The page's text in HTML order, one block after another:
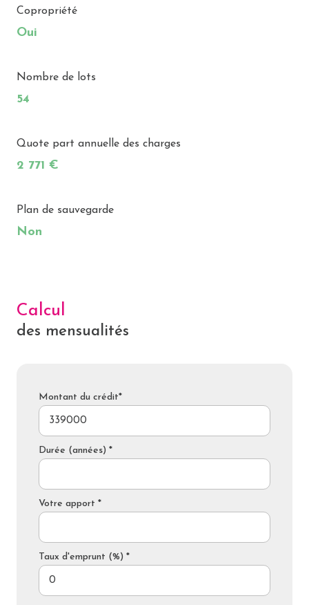
Copropriété
Oui
Nombre de lots
54
Quote part annuelle des charges
2 771 €
Plan de sauvegarde
Non
Calcul
des mensualités
Montant du crédit*
Durée (années) *
Votre apport *
Taux d'emprunt (%) *